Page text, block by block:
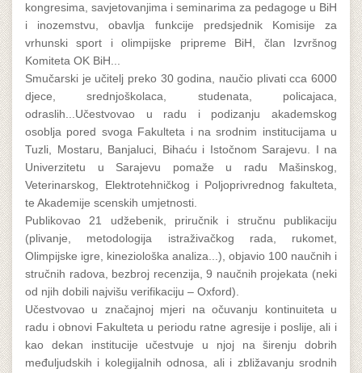
kongresima, savjetovanjima i seminarima za pedagoge u BiH
i inozemstvu, obavlja funkcije predsjednik Komisije za
vrhunski sport i olimpijske pripreme BiH, član Izvršnog
Komiteta OK BiH...
Smučarski je učitelj preko 30 godina, naučio plivati cca 6000
djece, srednjoškolaca, studenata, policajaca,
odraslih...Učestvovao u radu i podizanju akademskog
osoblja pored svoga Fakulteta i na srodnim institucijama u
Tuzli, Mostaru, Banjaluci, Bihaću i Istočnom Sarajevu. I na
Univerzitetu u Sarajevu pomaže u radu Mašinskog,
Veterinarskog, Elektrotehničkog i Poljoprivrednog fakulteta,
te Akademije scenskih umjetnosti.
Publikovao 21 udžebenik, priručnik i stručnu publikaciju
(plivanje, metodologija istraživačkog rada, rukomet,
Olimpijske igre, kineziološka analiza...), objavio 100 naučnih i
stručnih radova, bezbroj recenzija, 9 naučnih projekata (neki
od njih dobili najvišu verifikaciju – Oxford).
Učestvovao u značajnoj mjeri na očuvanju kontinuiteta u
radu i obnovi Fakulteta u periodu ratne agresije i poslije, ali i
kao dekan institucije učestvuje u njoj na širenju dobrih
međuljudskih i kolegijalnih odnosa, ali i zbližavanju srodnih